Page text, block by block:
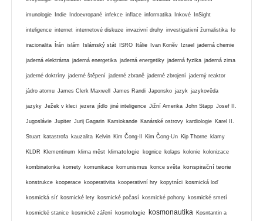
imunologie Indie Indoevropané infekce inflace informatika Inkové InSight
inteligence internet internetové diskuze invazivní druhy investigativní žurnalistika Io
iracionalita Írán islám Islámský stát ISRO Itálie Ivan Koněv Izrael jaderná chemie
jaderná elektrárna jaderná energetika jaderná energetiky jaderná fyzika jaderná zima
jaderné doktríny jaderné štěpení jaderné zbraně jaderné zbrojení jaderný reaktor
jádro atomu James Clerk Maxwell James Randi Japonsko jazyk jazykověda
jazyky Ježek v kleci jezera jídlo jiné inteligence Jižní Amerika John Stapp Josef II.
Jugoslávie Jupiter Jurij Gagarin Kamiokande Kanárské ostrovy kardiologie Karel II.
Stuart katastrofa kauzalita Kelvin Kim Čong-Il Kim Čong-Un Kip Thorne klamy
KLDR Klementinum klima měst klimatologie kognice kolaps kolonie kolonizace
kombinatorika komety komunikace komunismus konce světa konspirační teorie
konstrukce kooperace kooperativita kooperativní hry kopytníci kosmická loď
kosmická síť kosmické lety kosmické počasí kosmické pohony kosmické smetí
kosmické stanice kosmické záření kosmologie kosmonautika Kosntantin a